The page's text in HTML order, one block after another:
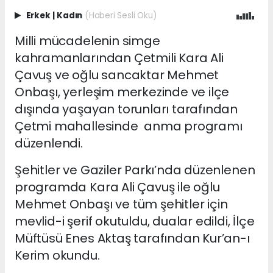
Erkek Kadın (Haberi Sesli Oku)
Milli mücadelenin simge
kahramanlarından Çetmili Kara Ali
Çavuş ve oğlu sancaktar Mehmet
Onbaşı, yerleşim merkezinde ve ilçe
dışında yaşayan torunları tarafından
Çetmi mahallesinde anma programı
düzenlendi.
Şehitler ve Gaziler Parkı’nda düzenlenen
programda Kara Ali Çavuş ile oğlu
Mehmet Onbaşı ve tüm şehitler için
mevlid-i şerif okutuldu, dualar edildi, İlçe
Müftüsü Enes Aktaş tarafından Kur’an-ı
Kerim okundu.